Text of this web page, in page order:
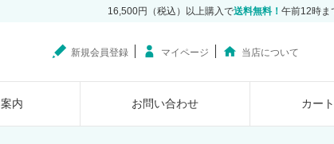
16,500円（税込）以上購入で送料無料！ 午前12時ま
新規会員登録 マイページ 当店について
内 お問い合わせ カー